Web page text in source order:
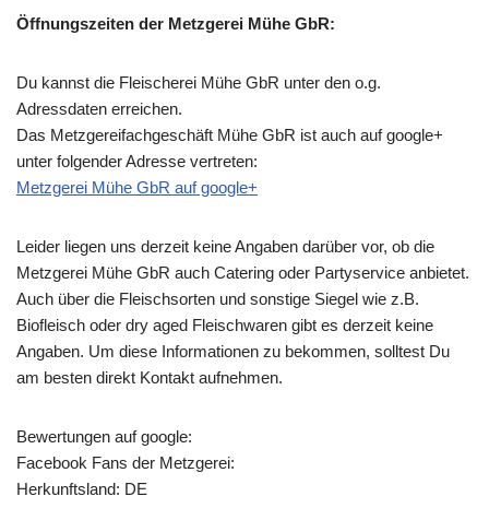
Öffnungszeiten der Metzgerei Mühe GbR:
Du kannst die Fleischerei Mühe GbR unter den o.g.
Adressdaten erreichen.
Das Metzgereifachgeschäft Mühe GbR ist auch auf google+
unter folgender Adresse vertreten:
Metzgerei Mühe GbR auf google+
Leider liegen uns derzeit keine Angaben darüber vor, ob die
Metzgerei Mühe GbR auch Catering oder Partyservice anbietet.
Auch über die Fleischsorten und sonstige Siegel wie z.B.
Biofleisch oder dry aged Fleischwaren gibt es derzeit keine
Angaben. Um diese Informationen zu bekommen, solltest Du
am besten direkt Kontakt aufnehmen.
Bewertungen auf google:
Facebook Fans der Metzgerei:
Herkunftsland: DE